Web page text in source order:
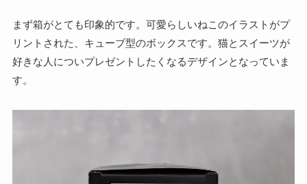
まず箱がとても印象的です。可愛らしいねこのイラストがプ
リントされた、キューブ型のボックスです。猫とスイーツが
好きな人についプレゼントしたくなるデザインとなっていま
す。